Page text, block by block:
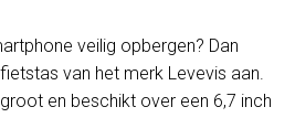
veilig opbergen? Dan
van het merk Levevis aan.
en beschikt over een 6,7 inch